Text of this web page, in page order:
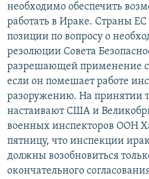
Все сайты РСЕ/РС
необходимо обеспечить
работать в Ираке. Страны
позиции по вопросу о
резолюции Совета
разрешающей применение
если он помешает работе
разоружению. На принятии
настаивают США и
военных инспекторов ООН
пятницу, что инспекции
должны возобновиться
окончательного